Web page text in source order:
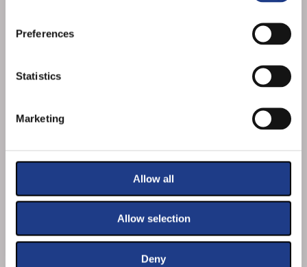
Preferences
Statistics
Marketing
Allow all
Allow selection
Deny
2026. JULY 18. 21:00
ROSÉ, RIESLING AND JAZZ DAYS,
TEMESI BERCI ÉS BARÁTAI